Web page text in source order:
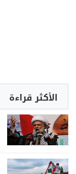
الأكثر قراءة